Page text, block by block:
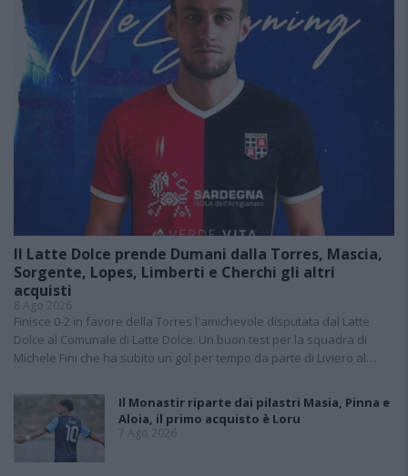
Il Latte Dolce prende Dumani dalla Torres, Mascia,
Sorgente, Lopes, Limberti e Cherchi gli altri
acquisti
8 Ago 2026
Finisce 0-2 in favore della Torres l'amichevole disputata dal Latte
Dolce al Comunale di Latte Dolce. Un buon test per la squadra di
Michele Fini che ha subito un gol per tempo da parte di Liviero al…
Il Monastir riparte dai pilastri Masia, Pinna e
Aloia, il primo acquisto è Loru
7 Ago 2026